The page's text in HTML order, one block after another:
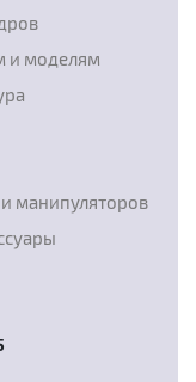
и моделям
манипуляторов